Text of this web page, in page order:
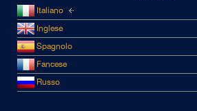
Italiano
Inglese
Spagnolo
Fancese
Russo